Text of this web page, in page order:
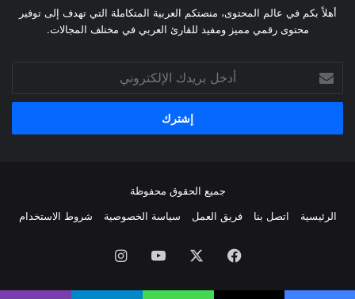
أهلاً بكم في عالم المحتوى، منصتكم العربية المتكاملة التي تهدف إلى توفير
محتوى رقمي مميز ومفيد للقارئ العربي في مختلف المجالات.
بريدك
الإلكتروني
جميع الحقوق محفوظة
الرئيسية
اتصل بنا فريق العمل سياسة الخصوصية شروط الاستخدام
فيسبوك ‫YouTubeانستقرام